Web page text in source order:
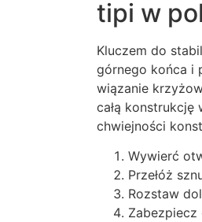
tipi w
Kluczem do
górnego końca i
wiązanie
całą
chwiejności
Wywierć
Przełóż
Rozstaw
Zabezpiecz